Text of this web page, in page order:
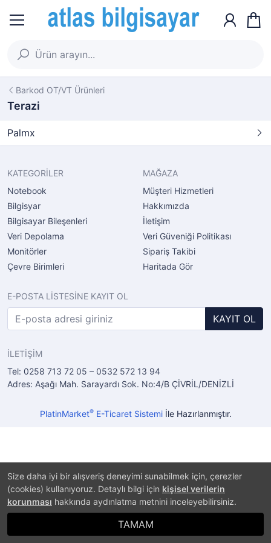
Size daha iyi bir alışveriş deneyimi sunabilmek için, çerezler
(cookies) kullanıyoruz. Detaylı bilgi için kişisel verilerin
korunması hakkında aydınlatma metnini inceleyebilirsiniz.
TAMAM
Barkod OT/VT Ürünleri
Terazi
Palmx
KATEGORİLER
Notebook
Bilgisyar
Bilgisayar Bileşenleri
Veri Depolama
Monitörler
Çevre Birimleri
MAĞAZA
Müşteri Hizmetleri
Hakkımızda
İletişim
Veri Güveniği Politikası
Sipariş Takibi
Haritada Gör
E-POSTA LİSTESİNE KAYIT OL
KAYIT OL
İLETİŞİM
Tel: 0258 713 72 05 – 0532 572 13 94
Adres: Aşağı Mah. Sarayardı Sok. No:4/B ÇİVRİL/DENİZLİ
PlatinMarket®E-Ticaret Sistemiİle Hazırlanmıştır.